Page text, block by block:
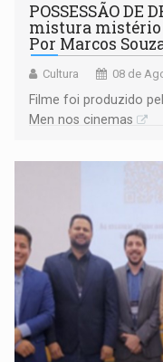
POSSESSÃO DE
mistura mistério
Por Marcos
Cultura 08 de
Filme foi produzido
Men nos cinemas